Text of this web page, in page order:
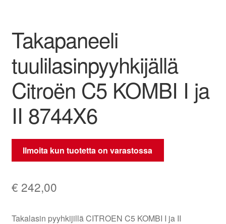
Reklamaatiomenettely
Tarkista
Tietosuojakäytäntö
Tilini
Valitukset
Takapaneeli
tuulilasinpyyhkijällä
Citroën C5 KOMBI I ja
II 8744X6
Ilmoita kun tuotetta on varastossa
€ 242,00
Takalasin pyyhkijillä CITROEN C5 KOMBI I ja II